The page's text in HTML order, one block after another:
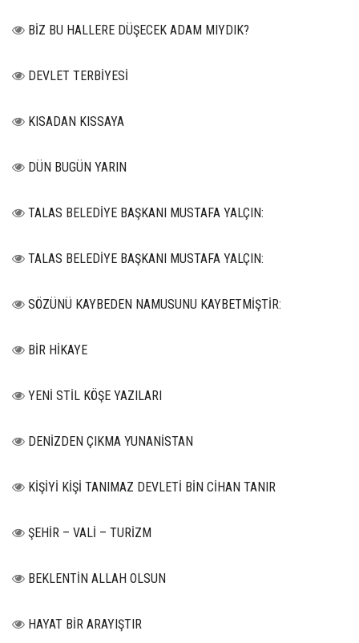
BİZ BU HALLERE DÜŞECEK ADAM MIYDIK?
DEVLET TERBİYESİ
KISADAN KISSAYA
DÜN BUGÜN YARIN
TALAS BELEDİYE BAŞKANI MUSTAFA YALÇIN:
TALAS BELEDİYE BAŞKANI MUSTAFA YALÇIN:
SÖZÜNÜ KAYBEDEN NAMUSUNU KAYBETMİŞTİR:
BİR HİKAYE
YENİ STİL KÖŞE YAZILARI
DENİZDEN ÇIKMA YUNANİSTAN
KİŞİYİ KİŞİ TANIMAZ DEVLETİ BİN CİHAN TANIR
ŞEHİR – VALİ – TURİZM
BEKLENTİN ALLAH OLSUN
HAYAT BİR ARAYIŞTIR